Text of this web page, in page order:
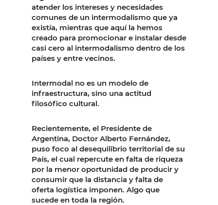
atender los intereses y necesidades
comunes de un intermodalismo que ya
existía, mientras que aquí la hemos
creado para promocionar e instalar desde
casi cero al intermodalismo dentro de los
países y entre vecinos.
Intermodal no es un modelo de
infraestructura, sino una actitud
filosófico cultural.
Recientemente, el Presidente de
Argentina, Doctor Alberto Fernández,
puso foco al desequilibrio territorial de su
País, el cual repercute en falta de riqueza
por la menor oportunidad de producir y
consumir que la distancia y falta de
oferta logística imponen. Algo que
sucede en toda la región.